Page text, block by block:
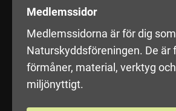
Medlemssidor
Medlemssidorna är för dig
Naturskyddsföreningen. De är
förmåner, material, verktyg
miljönyttigt.